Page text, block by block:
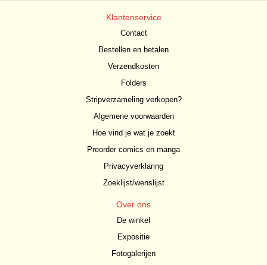
Klantenservice
Contact
Bestellen en betalen
Verzendkosten
Folders
Stripverzameling verkopen?
Algemene voorwaarden
Hoe vind je wat je zoekt
Preorder comics en manga
Privacyverklaring
Zoeklijst/wenslijst
Over ons
De winkel
Expositie
Fotogalerijen